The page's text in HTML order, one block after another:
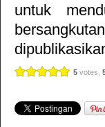
untuk
5 votes,